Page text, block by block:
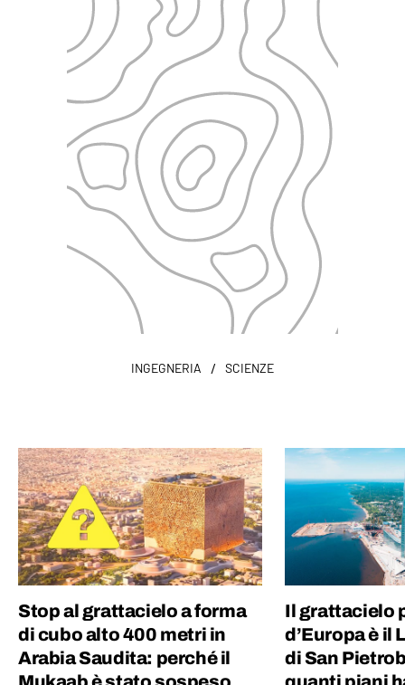
INGEGNERIA / SCIENZE
Stop al grattacielo a forma
di cubo alto 400 metri in
Arabia Saudita: perché il
Il grattacielo
d’Europa è il
di San